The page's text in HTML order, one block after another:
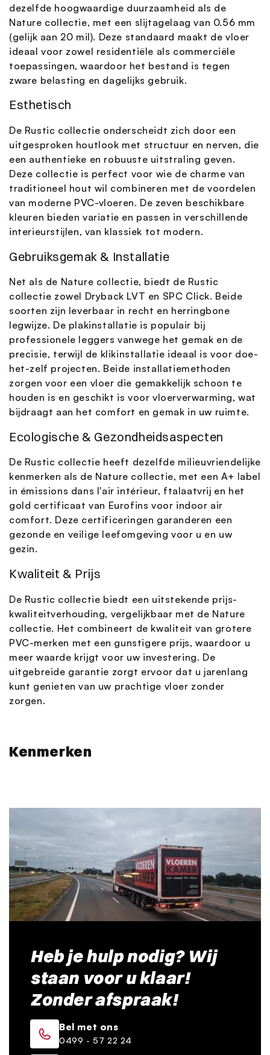
dezelfde hoogwaardige duurzaamheid als de
Nature collectie, met een slijtagelaag van 0.56 mm
(gelijk aan 20 mil). Deze standaard maakt de vloer
ideaal voor zowel residentiële als commerciële
toepassingen, waardoor het bestand is tegen
zware belasting en dagelijks gebruik.
Esthetisch
De Rustic collectie onderscheidt zich door een
uitgesproken houtlook met structuur en nerven, die
een authentieke en robuuste uitstraling geven.
Deze collectie is perfect voor wie de charme van
traditioneel hout wil combineren met de voordelen
van moderne PVC-vloeren. De zeven beschikbare
kleuren bieden variatie en passen in verschillende
interieurstijlen, van klassiek tot modern.
Gebruiksgemak & Installatie
Net als de Nature collectie, biedt de Rustic
collectie zowel Dryback LVT en SPC Click. Beide
soorten zijn leverbaar in recht en herringbone
legwijze. De plakinstallatie is populair bij
professionele leggers vanwege het gemak en de
precisie, terwijl de klikinstallatie ideaal is voor doe-
het-zelf projecten. Beide installatiemethoden
zorgen voor een vloer die gemakkelijk schoon te
houden is en geschikt is voor vloerverwarming, wat
bijdraagt aan het comfort en gemak in uw ruimte.
Ecologische & Gezondheidsaspecten
De Rustic collectie heeft dezelfde milieuvriendelijke
kenmerken als de Nature collectie, met een A+ label
in émissions dans l'air intérieur, ftalaatvrij en het
gold certificaat van Eurofins voor indoor air
comfort. Deze certificeringen garanderen een
gezonde en veilige leefomgeving voor u en uw
gezin.
Kwaliteit & Prijs
De Rustic collectie biedt een uitstekende prijs-
kwaliteitverhouding, vergelijkbaar met de Nature
collectie. Het combineert de kwaliteit van grotere
PVC-merken met een gunstigere prijs, waardoor u
meer waarde krijgt voor uw investering. De
uitgebreide garantie zorgt ervoor dat u jarenlang
kunt genieten van uw prachtige vloer zonder
zorgen.
Kenmerken
Heb je hulp nodig? Wij
staan voor u klaar!
Zonder afspraak!
Bel met ons
0499 - 57 22 24